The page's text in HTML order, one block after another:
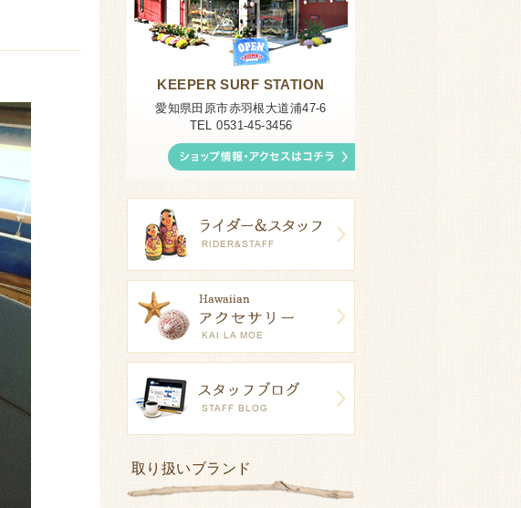
KEEPER SURF STATION
愛知県田原市赤羽根大道浦47-6
TEL 0531-45-3456
取り扱いブランド